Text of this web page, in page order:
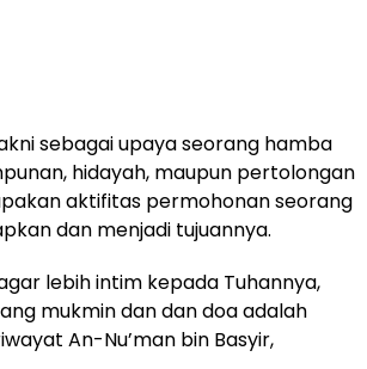
sebagai upaya seorang hamba
hidayah, maupun pertolongan
aktifitas permohonan seorang
dan menjadi tujuannya.
lebih intim kepada Tuhannya,
mukmin dan dan doa adalah
An-Nu’man bin Basyir,